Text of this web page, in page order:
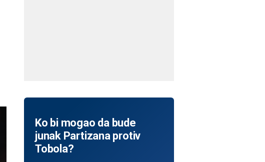
Ko bi mogao da bude
junak Partizana protiv
Tobola?